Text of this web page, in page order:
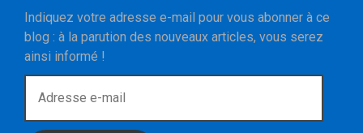
Indiquez votre adresse e-mail pour vous abonner à ce
blog : à la parution des nouveaux articles, vous serez
ainsi informé !
r